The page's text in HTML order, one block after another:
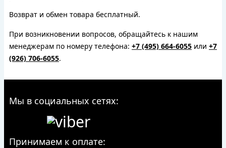
Возврат и обмен товара бесплатный.
При возникновении вопросов, обращайтесь к нашим
менеджерам по номеру телефона: +7 (495) 664-6055 или +7
(926) 706-6055.
Мы в социальных сетях:
Принимаем к оплате: